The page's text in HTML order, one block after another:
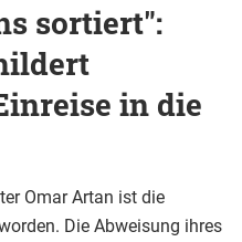
sortiert":
in die
Omar Artan ist die
Die Abweisung ihres